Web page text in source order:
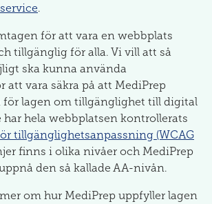
.
för att vara en webbplats
tillgänglig för alla. Vi vill att så
ska kunna använda
att vara säkra på att MediPrep
för lagen om tillgänglighet till digital
hela webbplatsen kontrollerats
tillgänglighetsanpassning (WCAG
finns i olika nivåer och MediPrep
den så kallade AA-nivån.
om hur MediPrep uppfyller lagen